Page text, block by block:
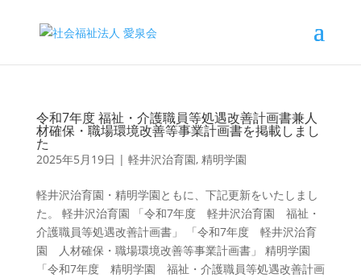
令和7年度 福祉・介護職員等処遇改善計画書兼人
材確保・職場環境改善等事業計画書を掲載しまし
た
2025年5月19日 | 軽井沢治育園, 精明学園
軽井沢治育園・精明学園ともに、下記更新をいたしまし
た。 軽井沢治育園 「令和7年度 軽井沢治育園 福祉・
介護職員等処遇改善計画書」 「令和7年度 軽井沢治育
園 人材確保・職場環境改善等事業計画書」 精明学園
「令和7年度 精明学園 福祉・介護職員等処遇改善計画